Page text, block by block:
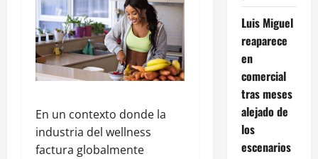
En un contexto donde la
industria del wellness
factura globalmente
Luis Miguel
reaparece
en
comercial
tras meses
alejado de
los
escenarios